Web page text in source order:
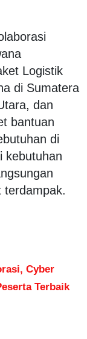
Logistik
di Sumatera
dan
bantuan
di
kebutuhan
terdampak.
Cyber
Terbaik